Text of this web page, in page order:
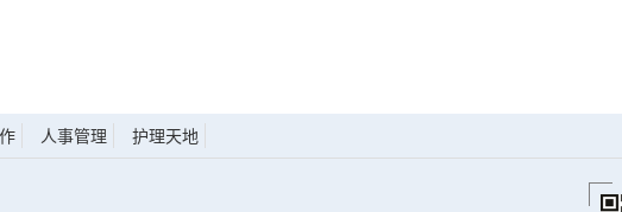
人事管理 护理天地